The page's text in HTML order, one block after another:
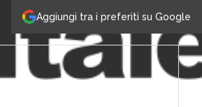
Aggiungi tra i preferiti su Google